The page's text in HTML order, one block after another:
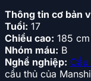
Thông tin cơ bản
Tuổi: 17
Chiều cao: 185 cm
Nhóm máu: B
Nghề nghiệp: Cầu
cầu thủ của